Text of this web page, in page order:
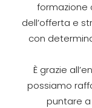
formazione
dell’offerta e
con
È grazie
possiamo
puntare